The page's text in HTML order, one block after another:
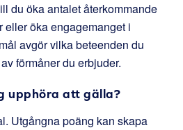
du öka antalet återkommande
eller öka engagemanget i
avgör vilka beteenden du
förmåner du erbjuder.
upphöra att gälla?
Utgångna poäng kan skapa